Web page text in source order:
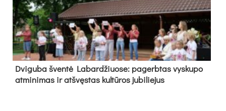
Dvi­gu­ba šven­tė La­bar­džiuo­se: pa­gerb­tas vys­ku­po
at­mi­ni­mas ir at­švęs­tas kul­tū­ros ju­bi­lie­jus